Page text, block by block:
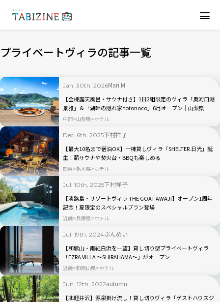
プライベートヴィラの記事一覧
Jan. 30th, 2026Mari.M
【全棟露天風呂・サウナ付き】1日2組限定のヴィラ「奥河口湖
景雅」＆「湖畔の隠れ家 totonoco」6月オープン｜山梨県
中部 山梨県 ホテル
Dec. 6th, 2025下村祥子
【最大10名まで宿泊OK】一棟貸しヴィラ「SHELTER.日光」誕
生！薪サウナや焚火台・BBQも楽しめる
関東 栃木県 ホテル
Jul. 10th, 2025下村祥子
【淡路島・リゾートヴィラ THE GOAT AWAJI】オープン1周年
記念！夏限定のスペシャルプラン登場
近畿 兵庫県 ホテル
Jul. 19th, 2024ぶんめい
【和歌山・南紀白浜を一望】貸し切り型プライベートヴィラ
「EZRA VILLA ～SHIRAHAMA～」がオープン
近畿 和歌山県 ホテル
Jun. 12th, 2022autumn
【北軽井沢】源泉掛け流し！貸し切りヴィラ「ゲストハウスジ